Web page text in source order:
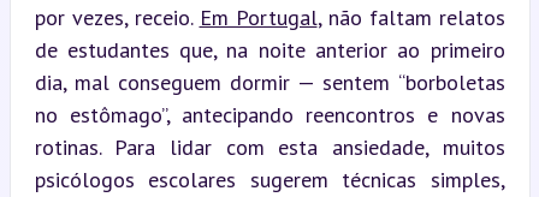
por vezes, receio. Em Portugal, não faltam relatos
de estudantes que, na noite anterior ao primeiro
dia, mal conseguem dormir — sentem “borboletas
no estômago”, antecipando reencontros e novas
rotinas. Para lidar com esta ansiedade, muitos
psicólogos escolares sugerem técnicas simples,